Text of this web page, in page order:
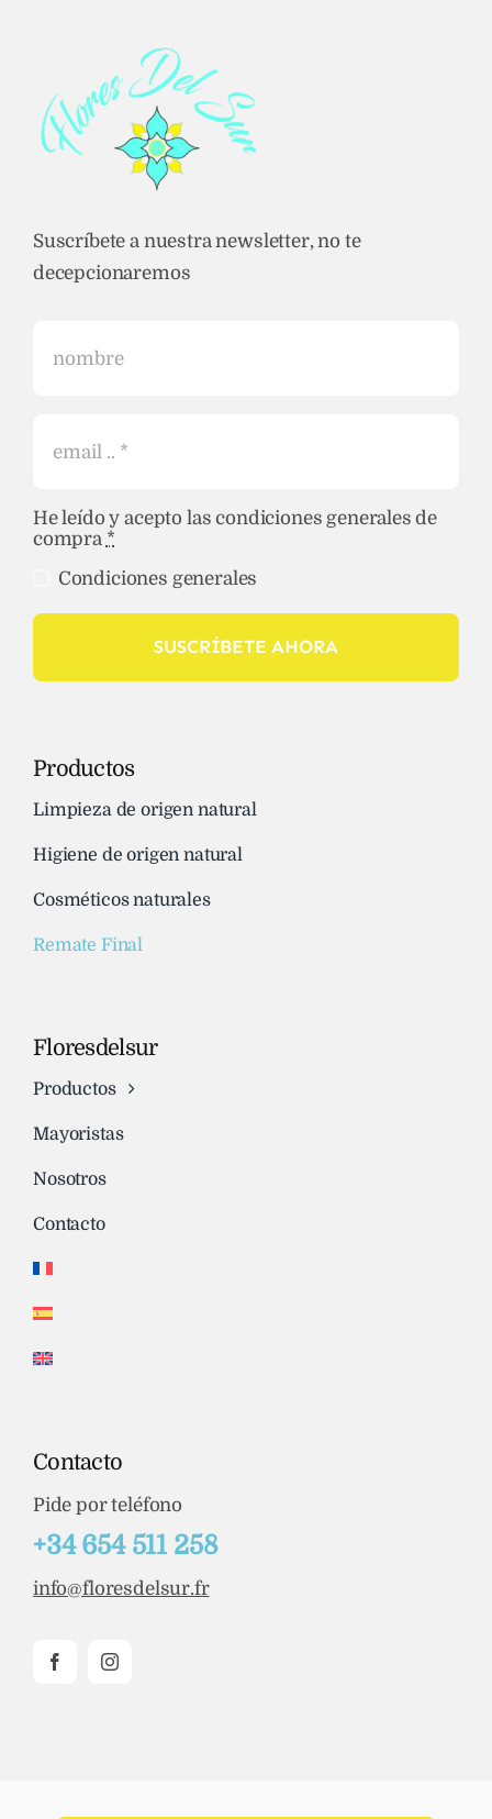
Suscríbete a nuestra newsletter, no te
decepcionaremos
He leído y acepto las condiciones generales de
compra *
Condiciones generales
SUSCRÍBETE AHORA
Productos
Limpieza de origen natural
Higiene de origen natural
Cosméticos naturales
Remate Final
Floresdelsur
Productos
Mayoristas
Nosotros
Contacto
Contacto
Pide por teléfono
+34 654 511 258
info@floresdelsur.fr